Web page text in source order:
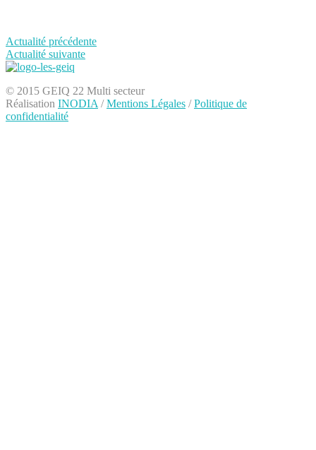
Actualité précédente
Actualité suivante
© 2015 GEIQ 22 Multi secteur
Réalisation INODIA /Mentions Légales /Politique de
confidentialité